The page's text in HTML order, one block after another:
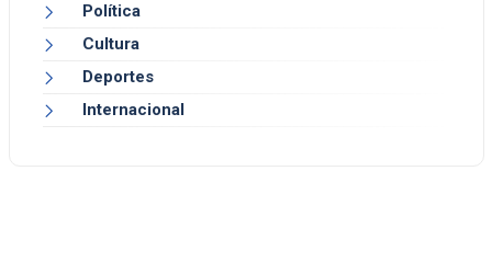
Política
Cultura
Deportes
Internacional